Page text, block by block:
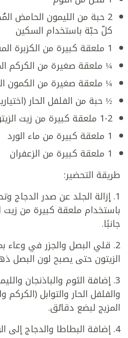
2 حبة من الليمون الحامض
كلّ حبّة باستخدام السكين
1 ملعقة كبيرة من الكزبرة المفرومة
¼ ملعقة صغيرة من الكركم
¼ ملعقة صغيرة من الكمون
½ حبة من الفلفل الحار
1-2 ملعقة كبيرة من زيت الزيتون
1 ملعقة كبيرة من ماء الورد
1 ملعقة كبيرة من الزعفران
طريقة التحضير:
1. إزالة الجلد عن صدر الدجاج
باستخدام ملعقة كبيرة من زيت
جانبًا.
2. قلي البصل والجزر في وعاء
الزيتون حتى يصبح لون البصل
3. إضافة الثوم والباذنجان
والفلفل الحار والتوابل
المزيج لبضع دقائق.
4. إضافة البطاطا والدجاج إلى الوعاء وتحريك المزيج.